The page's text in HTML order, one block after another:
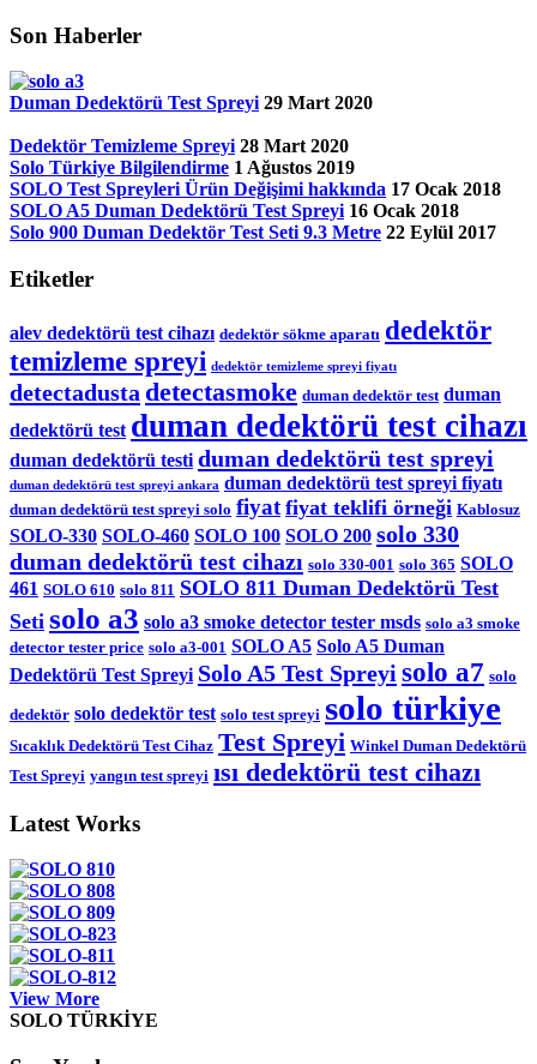
Son Haberler
Duman Dedektörü Test Spreyi 29 Mart 2020
Dedektör Temizleme Spreyi 28 Mart 2020
Solo Türkiye Bilgilendirme 1 Ağustos 2019
SOLO Test Spreyleri Ürün Değişimi hakkında 17 Ocak 2018
SOLO A5 Duman Dedektörü Test Spreyi 16 Ocak 2018
Solo 900 Duman Dedektör Test Seti 9.3 Metre 22 Eylül 2017
Etiketler
alev dedektörü test cihazı dedektör sökme aparatı dedektör
temizleme spreyi dedektör temizleme spreyi fiyatı
detectadusta detectasmoke duman dedektör test duman
dedektörü test duman dedektörü test cihazı
duman dedektörü testi duman dedektörü test spreyi
duman dedektörü test spreyi ankara duman dedektörü test spreyi fiyatı
duman dedektörü test spreyi solo fiyat fiyat teklifi örneği Kablosuz
SOLO-330 SOLO-460 SOLO 100 SOLO 200 solo 330
duman dedektörü test cihazı solo 330-001 solo 365 SOLO
461 SOLO 610 solo 811 SOLO 811 Duman Dedektörü Test
Seti solo a3 solo a3 smoke detector tester msds solo a3 smoke
detector tester price solo a3-001 SOLO A5 Solo A5 Duman
Dedektörü Test Spreyi Solo A5 Test Spreyi solo a7 solo
dedektör solo dedektör test solo test spreyi solo türkiye
Sıcaklık Dedektörü Test Cihaz Test Spreyi Winkel Duman Dedektörü
Test Spreyi yangın test spreyi ısı dedektörü test cihazı
Latest Works
View More
SOLO TÜRKİYE